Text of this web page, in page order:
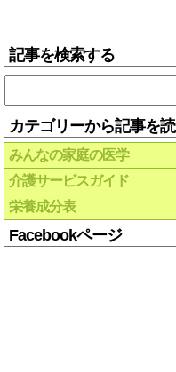
記事を検索する
カテゴリーから記事を
みんなの家庭の医学
介護サービスガイド
栄養成分表
Facebookページ